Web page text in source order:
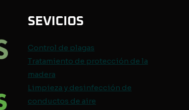
SEVICIOS
Control de plagas
Tratamiento de protección de la
madera
Limpieza y desinfección de
conductos de aire